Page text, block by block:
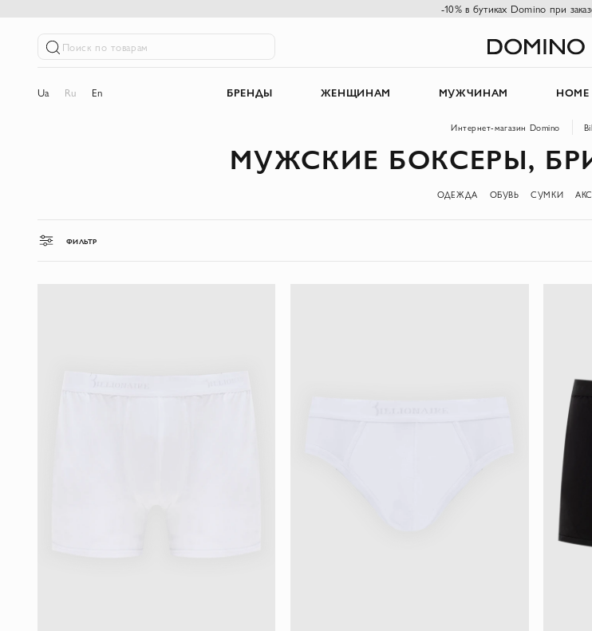
-10% в бутиках Domino при
Поиск по товарам
Ua Ru En БРЕНДЫ ЖЕНЩИНАМ МУЖЧИНАМ
Интернет-магазин Domino
МУЖСКИЕ БОКСЕРЫ,
ОДЕЖДА ОБУВЬ СУМКИ
ФИЛЬТР